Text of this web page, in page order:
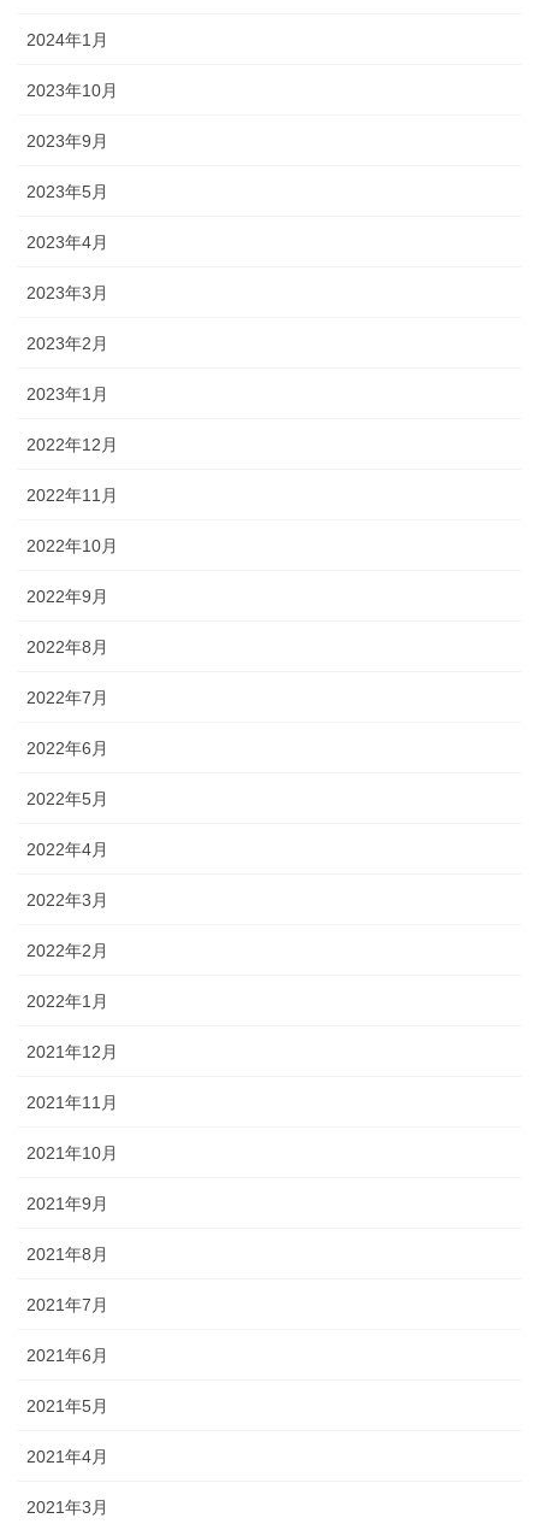
2024年1月
2023年10月
2023年9月
2023年5月
2023年4月
2023年3月
2023年2月
2023年1月
2022年12月
2022年11月
2022年10月
2022年9月
2022年8月
2022年7月
2022年6月
2022年5月
2022年4月
2022年3月
2022年2月
2022年1月
2021年12月
2021年11月
2021年10月
2021年9月
2021年8月
2021年7月
2021年6月
2021年5月
2021年4月
2021年3月